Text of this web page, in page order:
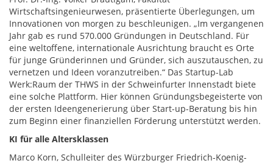
Wirtschaftsingenieurwesen, präsentierte Überlegungen, um
Innovationen von morgen zu beschleunigen. „Im vergangenen
Jahr gab es rund 570.000 Gründungen in Deutschland. Für
eine weltoffene, internationale Ausrichtung braucht es Orte
für junge Gründerinnen und Gründer, sich auszutauschen, zu
vernetzen und Ideen voranzutreiben.“ Das Startup-Lab
Werk:Raum der THWS in der Schweinfurter Innenstadt biete
eine solche Plattform. Hier können Gründungsbegeisterte von
der ersten Ideengenerierung über Start-up-Beratung bis hin
zum Beginn einer finanziellen Förderung unterstützt werden.
KI für alle Altersklassen
Marco Korn, Schulleiter des Würzburger Friedrich-Koenig-